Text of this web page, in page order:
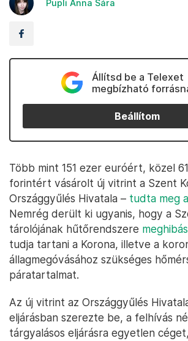
Pupli Anna Sára
Állítsd be a Telexet
megbízható
Beállítom
Több mint 151 ezer euróért, közel
forintért vásárolt új vitrint a Szent
Országgyűlés Hivatala – tudta meg
Nemrég derült ki ugyanis, hogy a
tárolójának hűtőrendszere
tudja tartani a Korona, illetve a
állagmegóvásához szükséges
páratartalmat.
Az új vitrint az Országgyűlés
eljárásban szerezte be, a felhívás
tárgyalásos eljárásra egyetlen